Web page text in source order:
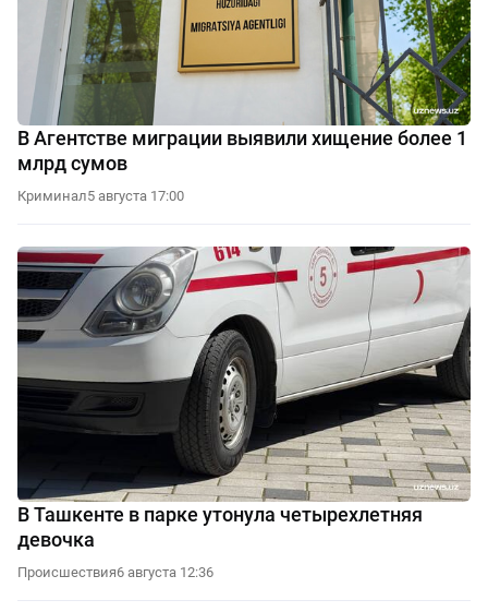
В Агентстве миграции выявили хищение более 1
млрд сумов
Криминал5 августа 17:00
В Ташкенте в парке утонула четырехлетняя
девочка
Происшествия6 августа 12:36